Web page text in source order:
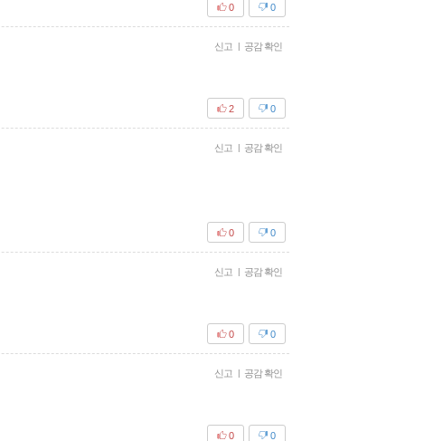
0
0
신고 | 공감 확인
0
2
신고 | 공감 확인
0
0
신고 | 공감 확인
0
0
신고 | 공감 확인
0
0